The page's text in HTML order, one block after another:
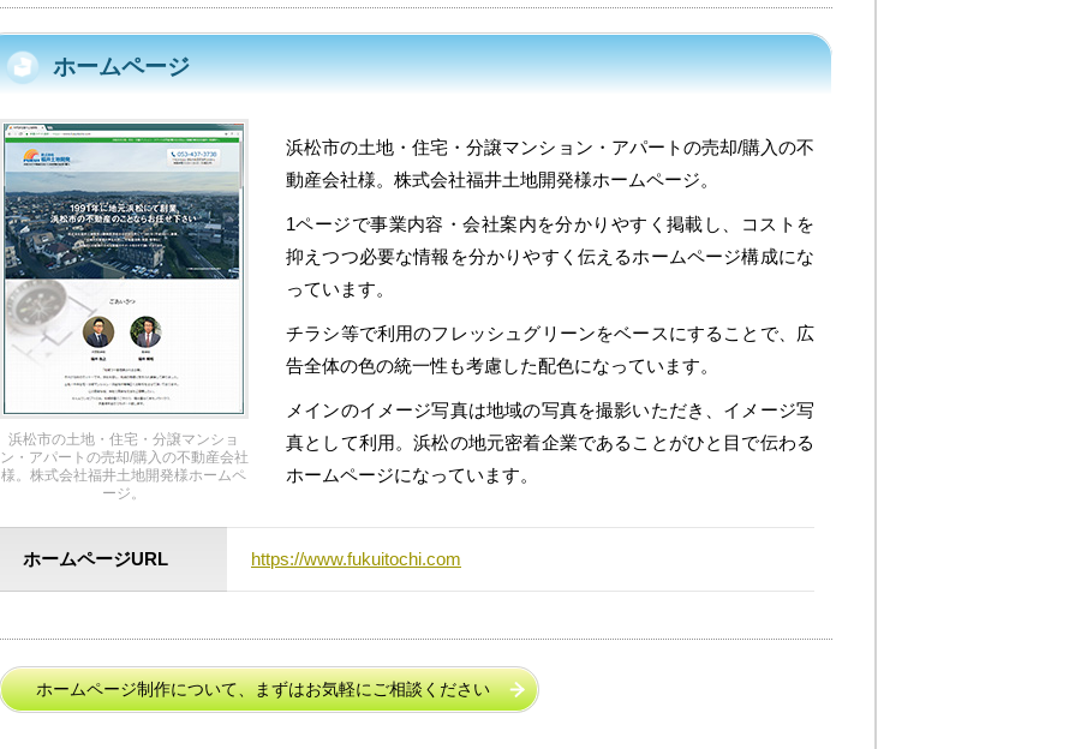
ホームページ
浜松市の土地・住宅・分譲マンショ
ン・アパートの売却/購入の不動産会社
様。株式会社福井土地開発様ホームペ
ージ。
浜松市の土地・住宅・分譲マンション・アパートの売却/購入の不
動産会社様。株式会社福井土地開発様ホームページ。
1ページで事業内容・会社案内を分かりやすく掲載し、コストを
抑えつつ必要な情報を分かりやすく伝えるホームページ構成にな
っています。
チラシ等で利用のフレッシュグリーンをベースにすることで、広
告全体の色の統一性も考慮した配色になっています。
メインのイメージ写真は地域の写真を撮影いただき、イメージ写
真として利用。浜松の地元密着企業であることがひと目で伝わる
ホームページになっています。
ホームページURL https://www.fukuitochi.com
ホームページ制作について、まずはお気軽にご相談ください